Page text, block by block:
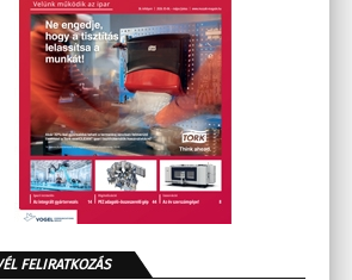
FELIRATKOZÁS